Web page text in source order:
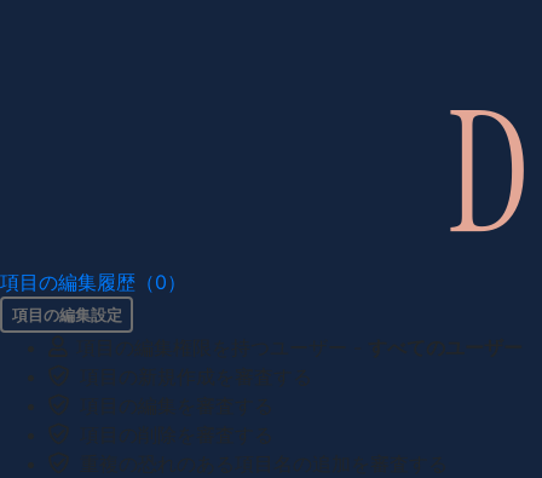
項目の編集履歴（0）
項目の編集設定